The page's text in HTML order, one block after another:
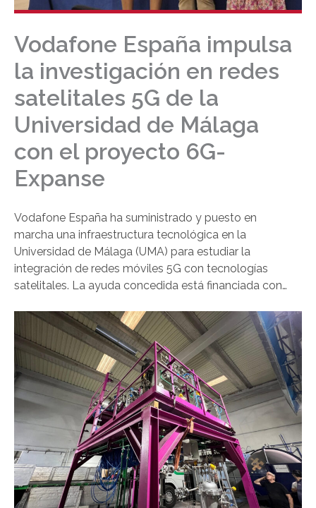
Vodafone España impulsa
la investigación en redes
satelitales 5G de la
Universidad de Málaga
con el proyecto 6G-
Expanse
Vodafone España ha suministrado y puesto en
marcha una infraestructura tecnológica en la
Universidad de Málaga (UMA) para estudiar la
integración de redes móviles 5G con tecnologías
satelitales. La ayuda concedida está financiada con
de la Unión Europea para impulsar el proyecto UNICO
I+D 6G.